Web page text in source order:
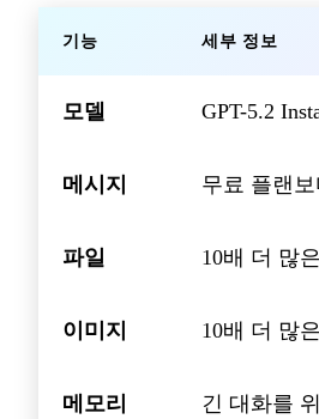
기능 세부 정보
모델 GPT-5.2
메시지 무료 플랜보
파일 10배 더 많
이미지 10배 더 많
메모리 긴 대화를